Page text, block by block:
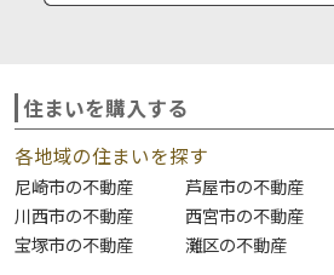
住まいを購入する
各地域の住まいを探す
尼崎市の不動産 芦屋市の不動産
川西市の不動産
西宮市の不動産
宝塚市の不動産
灘区の不動産